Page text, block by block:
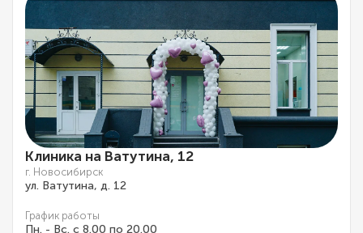
Клиника на Ватутина, 12
г. Новосибирск
ул. Ватутина, д. 12
График работы
Пн. - Вс. с 8.00 по 20.00